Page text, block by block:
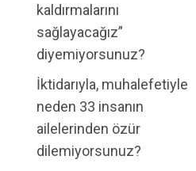
kaldırmalarını
sağlayacağız”
diyemiyorsunuz?
İktidarıyla, muhalefetiyle
neden 33 insanın
ailelerinden özür
dilemiyorsunuz?